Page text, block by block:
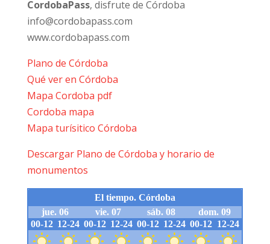
CordobaPass, disfrute de Córdoba
info@cordobapass.com
www.cordobapass.com
Plano de Córdoba
Qué ver en Córdoba
Mapa Cordoba pdf
Cordoba mapa
Mapa turísitico Córdoba
Descargar Plano de Córdoba y horario de
monumentos